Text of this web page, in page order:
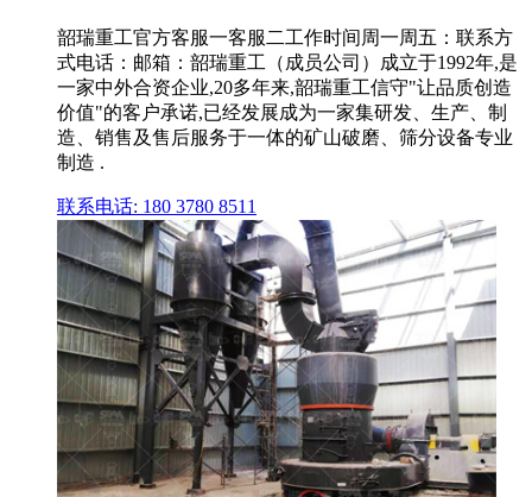
韶瑞重工官方客服一客服二工作时间周一周五：联系方
式电话：邮箱：韶瑞重工（成员公司）成立于1992年,是
一家中外合资企业,20多年来,韶瑞重工信守"让品质创造
价值"的客户承诺,已经发展成为一家集研发、生产、制
造、销售及售后服务于一体的矿山破磨、筛分设备专业
制造 .
联系电话: 180 3780 8511